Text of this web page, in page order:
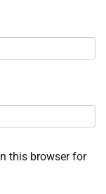
this browser for